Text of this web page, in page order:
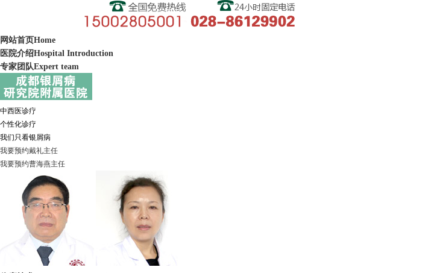
网站首页Home
医院介绍Hospital Introduction
专家团队Expert team
中西医诊疗
个性化诊疗
我们只看银屑病
我要预约戴礼主任
我要预约曹海燕主任